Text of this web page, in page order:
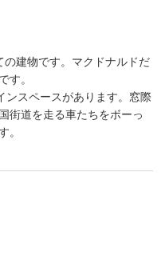
建物です。マクドナルドだ
す。
ンスペースがあります。窓際
街道を走る車たちをボーっ
。